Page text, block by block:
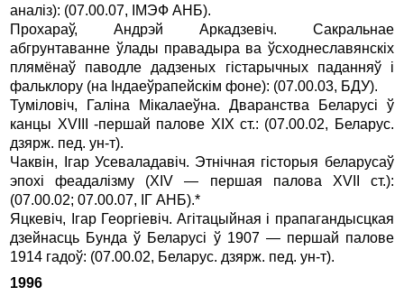
аналiз): (07.00.07, IМЭФ АНБ).
Прохараў, Андрэй Аркадзевiч. Сакральнае
абгрунтаванне ўлады правадыра ва ўсходнеславянскiх
плямёнаў паводле дадзеных гiстарычных паданняў i
фальклору (на Iндаеўрапейскiм фоне): (07.00.03, БДУ).
Тумiловiч, Галiна Мiкалаеўна. Дваранства Беларусi ў
канцы XVIII -першай палове XIX ст.: (07.00.02, Беларус.
дзярж. пед. ун-т).
Чаквiн, Iгар Усеваладавiч. Этнiчная гiсторыя беларусаў
эпохi феадалiзму (XIV — першая палова XVII ст.):
(07.00.02; 07.00.07, IГ АНБ).*
Яцкевiч, Iгар Георгiевiч. Агiтацыйная i прапагандысцкая
дзейнасць Бунда ў Беларусi ў 1907 — першай палове
1914 гадоў: (07.00.02, Беларус. дзярж. пед. ун-т).
1996